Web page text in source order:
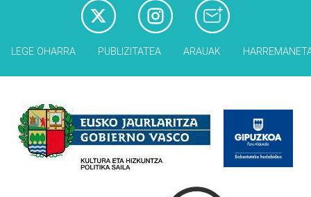
LEGE OHARRA PUBLIZITATEA ARAUAK